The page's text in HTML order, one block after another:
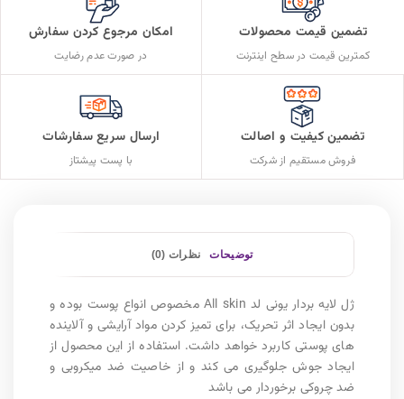
تضمین قیمت محصولات
کمترین قیمت در سطح اینترنت
امکان مرجوع کردن سفارش
در صورت عدم رضایت
تضمین کیفیت و اصالت
فروش مستقیم از شرکت
ارسال سریع سفارشات
با پست پیشتاز
توضیحات نظرات (0)
ژل لایه بردار یونی لد All skin مخصوص انواع پوست بوده و
بدون ایجاد اثر تحریک، برای تمیز کردن مواد آرایشی و آلاینده
های پوستی کاربرد خواهد داشت. استفاده از این محصول از
ایجاد جوش جلوگیری می کند و از خاصیت ضد میکروبی و
ضد چروکی برخوردار می باشد